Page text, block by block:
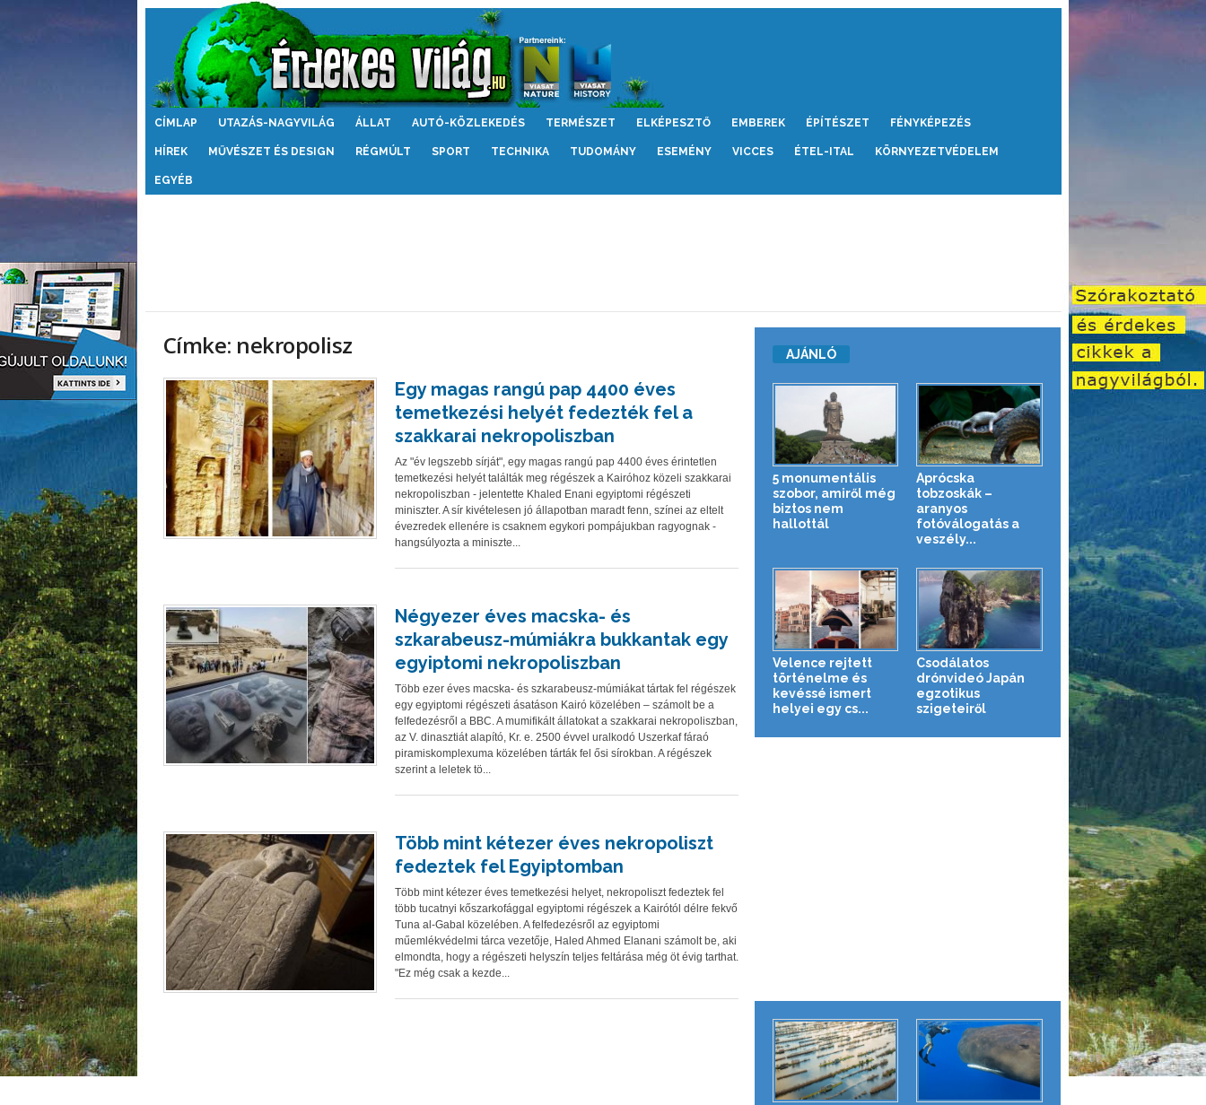
Érdekes
CÍMLAP UTAZÁS-NAGYVILÁG ÁLLAT AUTÓ-KÖZLEKEDÉS TERMÉSZET ELKÉPESZTŐ EMBEREK ÉPÍTÉSZET FÉNYKÉPEZÉS
HÍREK MŰVÉSZET ÉS DESIGN RÉGMÚLT SPORT TECHNIKA TUDOMÁNY ESEMÉNY VICCES ÉTEL-ITAL KÖRNYEZETVÉDELEM
EGYÉB
Címke: nekropolisz
Egy magas rangú pap 4400 éves
temetkezési helyét fedezték fel a
szakkarai nekropoliszban
Az "év legszebb sírját", egy magas rangú pap 4400 éves érintetlen
temetkezési helyét találták meg régészek a Kairóhoz közeli szakkarai
nekropoliszban - jelentette Khaled Enani egyiptomi régészeti
miniszter. A sír kivételesen jó állapotban maradt fenn, színei az eltelt
évezredek ellenére is csaknem egykori pompájukban ragyognak -
hangsúlyozta a miniszte...
Négyezer éves macska- és
szkarabeusz-múmiákra bukkantak egy
egyiptomi nekropoliszban
Több ezer éves macska- és szkarabeusz-múmiákat tártak fel régészek
egy egyiptomi régészeti ásatáson Kairó közelében – számolt be a
felfedezésről a BBC. A mumifikált állatokat a szakkarai nekropoliszban,
az V. dinasztiát alapító, Kr. e. 2500 évvel uralkodó Uszerkaf fáraó
piramiskomplexuma közelében tárták fel ősi sírokban. A régészek
szerint a leletek tö...
Több mint kétezer éves nekropoliszt
fedeztek fel Egyiptomban
Több mint kétezer éves temetkezési helyet, nekropoliszt fedeztek fel
több tucatnyi kőszarkofággal egyiptomi régészek a Kairótól délre fekvő
Tuna al-Gabal közelében. A felfedezésről az egyiptomi
műemlékvédelmi tárca vezetője, Haled Ahmed Elanani számolt be, aki
elmondta, hogy a régészeti helyszín teljes feltárása még öt évig tarthat.
"Ez még csak a kezde...
AJÁNLÓ
5 monumentális
szobor, amiről még
biztos nem
hallottál
Aprócska
tobzoskák –
aranyos
fotóválogatás a
veszély...
Velence rejtett
történelme és
kevéssé ismert
helyei egy cs...
Csodálatos
drónvideó Japán
egzotikus
szigeteiről